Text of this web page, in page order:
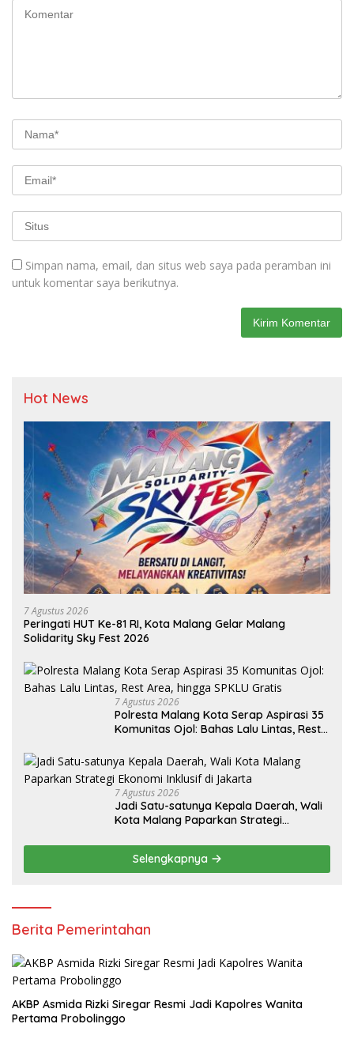
Simpan nama, email, dan situs web saya pada peramban ini
untuk komentar saya berikutnya.
Hot News
7 Agustus 2026
Peringati HUT Ke-81 RI, Kota Malang Gelar Malang
Solidarity Sky Fest 2026
7 Agustus 2026
Polresta Malang Kota Serap Aspirasi 35
Komunitas Ojol: Bahas Lalu Lintas, Rest
7 Agustus 2026
Jadi Satu-satunya Kepala Daerah, Wali
Kota Malang Paparkan Strategi
Selengkapnya
Berita Pemerintahan
AKBP Asmida Rizki Siregar Resmi Jadi Kapolres Wanita
Pertama Probolinggo